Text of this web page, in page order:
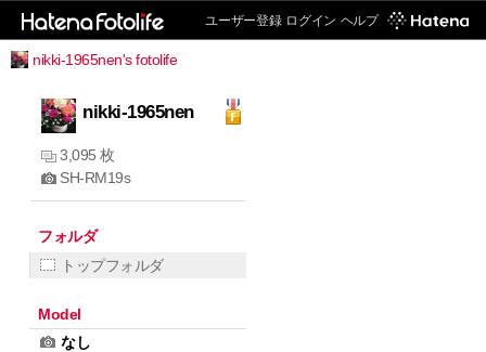
ユーザー登録 ログイン ヘルプ
nikki-1965nen's fotolife
nikki-1965nen
3,095 枚
SH-RM19s
フォルダ
トップフォルダ
Model
なし